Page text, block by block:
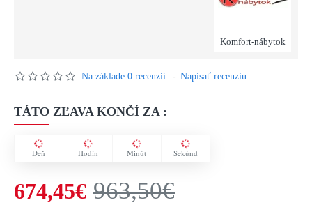
Komfort-nábytok
Na základe 0 recenzií. - Napísať recenziu
TÁTO ZĽAVA KONČÍ ZA :
Deň Hodín Minút Sekúnd
674,45€ 963,50€